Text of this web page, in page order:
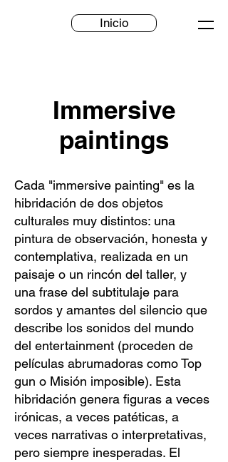
Inicio
Immersive
paintings
Cada "immersive painting" es la
hibridación de dos objetos
culturales muy distintos: una
pintura de observación, honesta y
contemplativa, realizada en un
paisaje o un rincón del taller, y
una frase del subtitulaje para
sordos y amantes del silencio que
describe los sonidos del mundo
del entertainment (proceden de
películas abrumadoras como Top
gun o Misión imposible). Esta
hibridación genera figuras a veces
irónicas, a veces patéticas, a
veces narrativas o interpretativas,
pero siempre inesperadas. El